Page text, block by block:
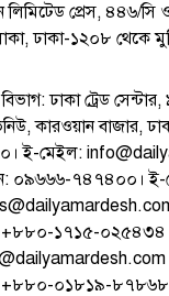
প্রেস, ৪৪৬/
ঢাকা-১২০৮ থেকে
ঢাকা ট্রেড
কারওয়ান বাজার,
ই-মেইল:
০৯৬৬৬-৭৪৭৪০০।
+৮৮০-১৭১৫-০২৫৪৩৪
+৮৮০-০১৮১৯-